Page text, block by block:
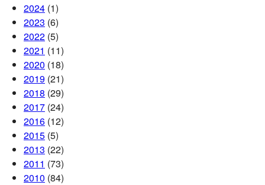
2024 (1)
2023 (6)
2022 (5)
2021 (11)
2020 (18)
2019 (21)
2018 (29)
2017 (24)
2016 (12)
2015 (5)
2013 (22)
2011 (73)
2010 (84)